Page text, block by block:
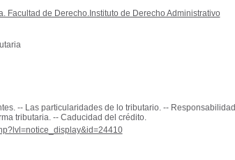
Facultad de Derecho.Instituto de Derecho Administrativo
-- Las particularidades de lo tributario. -- Responsabilidad
tributaria. -- Caducidad del crédito.